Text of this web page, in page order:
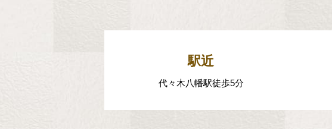
駅近
代々木八幡駅徒歩5分